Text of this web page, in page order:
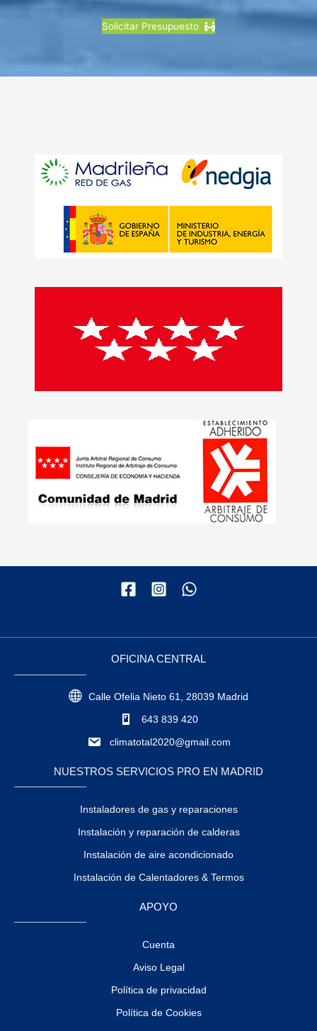
Solicitar Presupuesto
OFICINA CENTRAL
Calle Ofelia Nieto 61, 28039 Madrid
643 839 420
climatotal2020@gmail.com
NUESTROS SERVICIOS PRO EN MADRID
Instaladores de gas y reparaciones
Instalación y reparación de calderas
Instalación de aire acondicionado
Instalación de Calentadores & Termos
APOYO
Cuenta
Aviso Legal
Política de privacidad
Política de Cookies